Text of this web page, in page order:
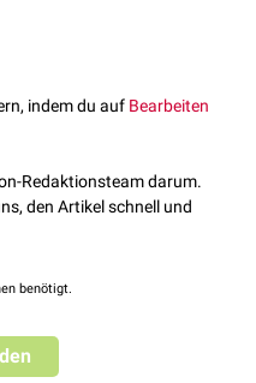
indem du auf Bearbeiten
Redaktionsteam darum.
den Artikel schnell und
benötigt.